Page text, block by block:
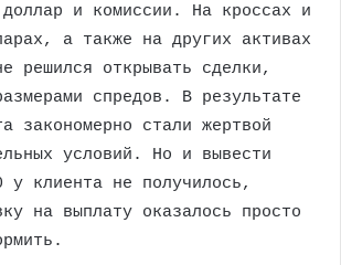
и комиссии. На кроссах и
а также на других активах
решился открывать сделки,
спредов. В результате
закономерно стали жертвой
условий. Но и вывести
у клиента не получилось,
на выплату оказалось просто